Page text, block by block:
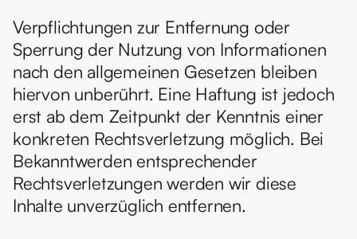
Verpflichtungen zur Entfernung oder
Sperrung der Nutzung von Informationen
nach den allgemeinen Gesetzen bleiben
hiervon unberührt. Eine Haftung ist jedoch
erst ab dem Zeitpunkt der Kenntnis einer
konkreten Rechtsverletzung möglich. Bei
Bekanntwerden entsprechender
Rechtsverletzungen werden wir diese
Inhalte unverzüglich entfernen.